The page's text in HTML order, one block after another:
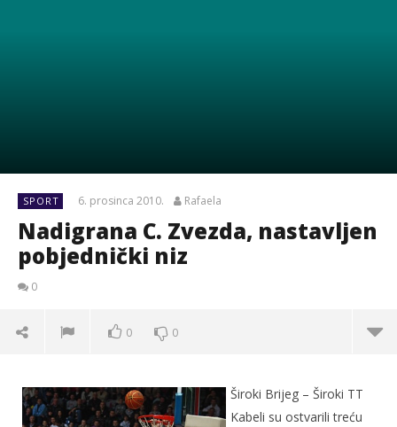
SPORT 6. prosinca 2010. Rafaela
Nadigrana C. Zvezda, nastavljen
pobjednički niz
0
0 0
Široki Brijeg – Široki TT
Kabeli su ostvarili treću